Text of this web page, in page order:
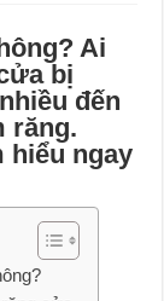
Ai
bị
đến
răng.
hiểu ngay